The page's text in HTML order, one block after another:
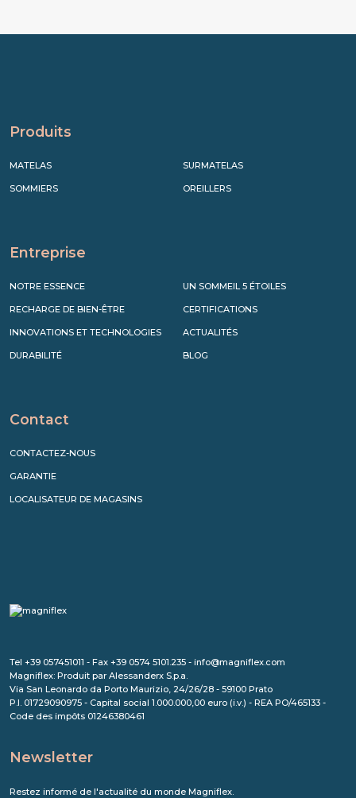
Produits
MATELAS
SOMMIERS
SURMATELAS
OREILLERS
Entreprise
NOTRE ESSENCE
RECHARGE DE BIEN-ÊTRE
INNOVATIONS ET TECHNOLOGIES
DURABILITÉ
UN SOMMEIL 5 ÉTOILES
CERTIFICATIONS
ACTUALITÉS
BLOG
Contact
CONTACTEZ-NOUS
GARANTIE
LOCALISATEUR DE MAGASINS
Tel +39 057451011 - Fax +39 0574 5101.235 - info@magniflex.com
Magniflex: Produit par Alessanderx S.p.a.
Via San Leonardo da Porto Maurizio, 24/26/28 - 59100 Prato
P.I. 01729090975 - Capital social 1.000.000,00 euro (i.v.) - REA PO/465133 -
Code des impôts 01246380461
Newsletter
Restez informé de l'actualité du monde Magniflex.